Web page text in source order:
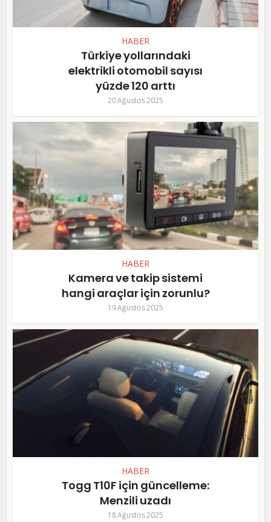
HABER
Türkiye yollarındaki
elektrikli otomobil sayısı
yüzde 120 arttı
20 Ağustos 2025
HABER
Kamera ve takip sistemi
hangi araçlar için zorunlu?
19 Ağustos 2025
HABER
Togg T10F için güncelleme:
Menzili uzadı
18 Ağustos 2025